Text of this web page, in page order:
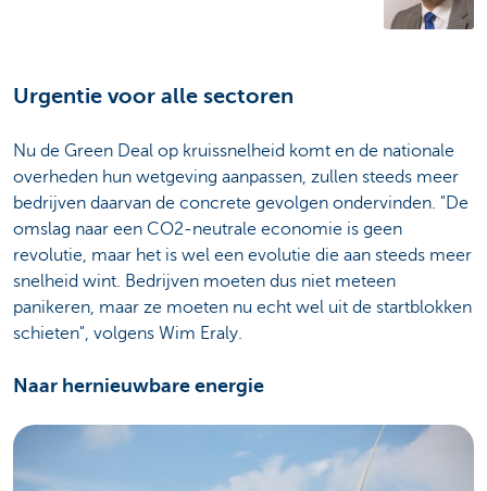
Urgentie voor alle sectoren
Nu de Green Deal op kruissnelheid komt en de nationale
overheden hun wetgeving aanpassen, zullen steeds meer
bedrijven daarvan de concrete gevolgen ondervinden. "De
omslag naar een CO2-neutrale economie is geen
revolutie, maar het is wel een evolutie die aan steeds meer
snelheid wint. Bedrijven moeten dus niet meteen
panikeren, maar ze moeten nu echt wel uit de startblokken
schieten", volgens Wim Eraly.
Naar hernieuwbare energie